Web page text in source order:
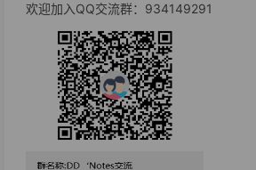
欢迎加入QQ交流群：934149291